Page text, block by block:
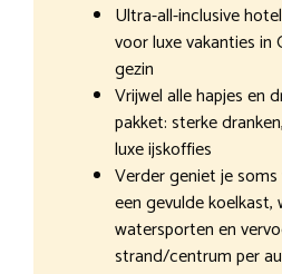
Ultra-all-inclusive
voor luxe vakanties in
gezin
Vrijwel alle hapjes en
pakket: sterke
luxe ijskoffies
Verder geniet je soms
een gevulde koelkast,
watersporten en
strand/centrum per